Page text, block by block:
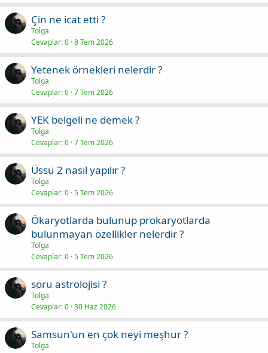
Çin ne icat etti ?
Tolga
Cevaplar 0 8 Tem 2026
Yetenek örnekleri nelerdir ?
Tolga
Cevaplar 0 7 Tem 2026
YEK belgeli ne demek ?
Tolga
Cevaplar 0 7 Tem 2026
Üssü 2 nasıl yapılır ?
Tolga
Cevaplar 0 5 Tem 2026
Ökaryotlarda bulunup prokaryotlarda
bulunmayan özellikler nelerdir ?
Tolga
Cevaplar 0 5 Tem 2026
soru astrolojisi ?
Tolga
Cevaplar 0 30 Haz 2026
Samsun'un en çok neyi meşhur ?
Tolga